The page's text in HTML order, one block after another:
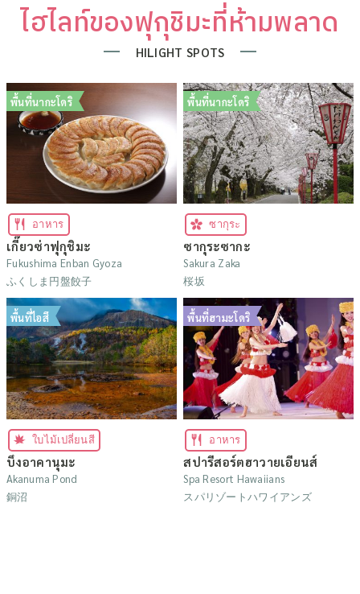
ไฮไลท์ของฟุกุชิมะที่ห้ามพลาด
HILIGHT SPOTS
พื้นที่นากะโดริ
อาหาร
เกี๊ยวซ่าฟุกุชิมะ
Fukushima Enban Gyoza
ふくしま円盤餃子
พื้นที่นากะโดริ
ซากุระ
ซากุระซากะ
Sakura Zaka
桜坂
พื้นที่ไอสึ
ใบไม้เปลี่ยนสี
บึงอาคานุมะ
Akanuma Pond
銅沼
พื้นที่ฮามะโดริ
อาหาร
สปารีสอร์ตฮาวายเอียนส์
Spa Resort Hawaiians
スパリゾートハワイアンズ